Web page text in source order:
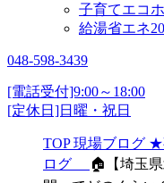
子育てエコ
給湯省エネ
048-598-3439
[電話受付]9:00～18:00
[定休日]日曜・祝日
TOP 現場ブログ ★
ログ
🏠【埼玉